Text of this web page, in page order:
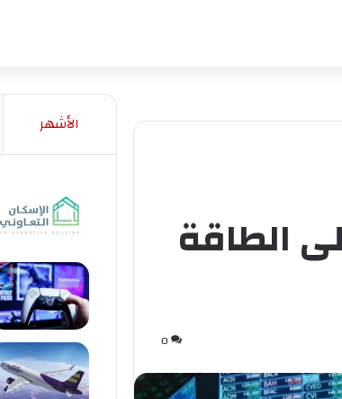
الطاقة
0
الأشهر